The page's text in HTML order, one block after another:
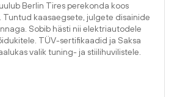
Berlin Tires perekonda koos
Tuntud kaasaegsete, julgete disainide
Sobib hästi nii elektriautodele
TÜV-sertifikaadid ja Saksa
valik tuning- ja stiilihuvilistele.